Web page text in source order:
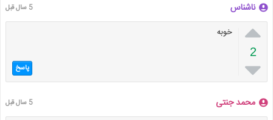
ناشناس 5 سال قبل

2

خوبه
پاسخ
محمد جنتی 5 سال قبل